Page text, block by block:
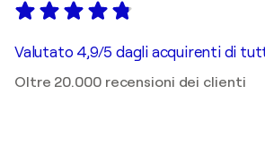
Valutato 4,9/5 dagli acquirenti di
Oltre 20.000 recensioni dei clienti